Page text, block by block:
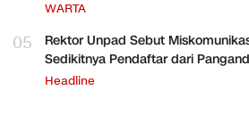
WARTA
05
Rektor Unpad Sebut
Sedikitnya Pendaftar dari
Headline